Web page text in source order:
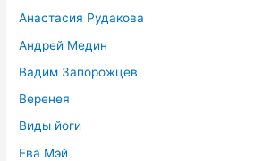
Анастасия Рудакова
Андрей Медин
Вадим Запорожцев
Веренея
Виды йоги
Ева Мэй